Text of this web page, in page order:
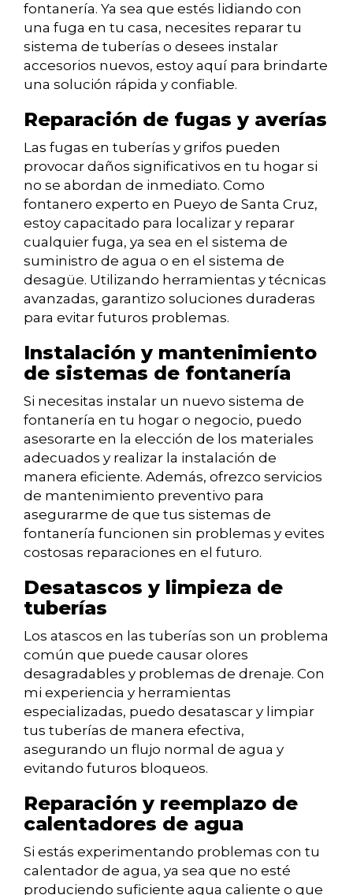
fontanería. Ya sea que estés lidiando con
una fuga en tu casa, necesites reparar tu
sistema de tuberías o desees instalar
accesorios nuevos, estoy aquí para brindarte
una solución rápida y confiable.
Reparación de fugas y averías
Las fugas en tuberías y grifos pueden
provocar daños significativos en tu hogar si
no se abordan de inmediato. Como
fontanero experto en Pueyo de Santa Cruz,
estoy capacitado para localizar y reparar
cualquier fuga, ya sea en el sistema de
suministro de agua o en el sistema de
desagüe. Utilizando herramientas y técnicas
avanzadas, garantizo soluciones duraderas
para evitar futuros problemas.
Instalación y mantenimiento
de sistemas de fontanería
Si necesitas instalar un nuevo sistema de
fontanería en tu hogar o negocio, puedo
asesorarte en la elección de los materiales
adecuados y realizar la instalación de
manera eficiente. Además, ofrezco servicios
de mantenimiento preventivo para
asegurarme de que tus sistemas de
fontanería funcionen sin problemas y evites
costosas reparaciones en el futuro.
Desatascos y limpieza de
tuberías
Los atascos en las tuberías son un problema
común que puede causar olores
desagradables y problemas de drenaje. Con
mi experiencia y herramientas
especializadas, puedo desatascar y limpiar
tus tuberías de manera efectiva,
asegurando un flujo normal de agua y
evitando futuros bloqueos.
Reparación y reemplazo de
calentadores de agua
Si estás experimentando problemas con tu
calentador de agua, ya sea que no esté
produciendo suficiente agua caliente o que